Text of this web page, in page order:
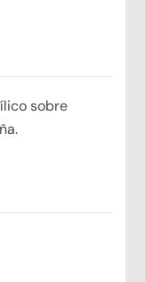
sobre